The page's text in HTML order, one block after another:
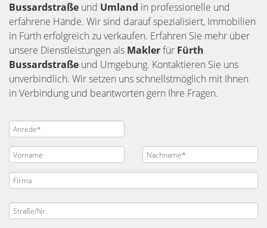
Bussardstraße und Umland in professionelle und
erfahrene Hände. Wir sind darauf spezialisiert, Immobilien
in Fürth erfolgreich zu verkaufen. Erfahren Sie mehr über
unsere Dienstleistungen als Maklerfür Fürth
Bussardstraße und Umgebung. Kontaktieren Sie uns
unverbindlich. Wir setzen uns schnellstmöglich mit Ihnen
in Verbindung und beantworten gern Ihre Fragen.